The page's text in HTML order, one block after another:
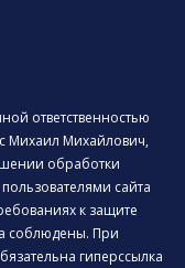
ответственностью
Михаил Михайлович,
обработки
сайта
к защите
соблюдены. При
гиперссылка